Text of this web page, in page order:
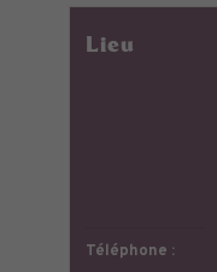
Lieu
Téléphone :